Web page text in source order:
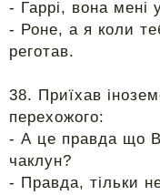
- Гаррі, вона мені
- Роне, а я коли
реготав.
38. Приїхав
перехожого:
- А це правда що
чаклун?
- Правда, тільки